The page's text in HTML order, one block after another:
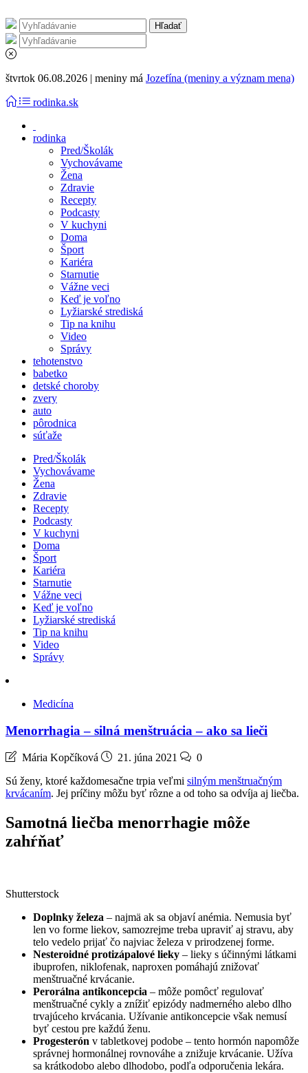
štvrtok 06.08.2026 | meniny má Jozefína (meniny a význam mena)
rodinka.sk
rodinka
Pred/Školák
Vychovávame
Žena
Zdravie
Recepty
Podcasty
V kuchyni
Doma
Šport
Kariéra
Starnutie
Vážne veci
Keď je voľno
Lyžiarské strediská
Tip na knihu
Video
Správy
tehotenstvo
babetko
detské choroby
zvery
auto
pôrodnica
súťaže
Pred/Školák
Vychovávame
Žena
Zdravie
Recepty
Podcasty
V kuchyni
Doma
Šport
Kariéra
Starnutie
Vážne veci
Keď je voľno
Lyžiarské strediská
Tip na knihu
Video
Správy
Medicína
Menorrhagia – silná menštruácia – ako sa lieči
Mária Kopčíková 21. júna 2021
0
Sú ženy, ktoré každomesačne trpia veľmi silným menštruačným
krvácaním. Jej príčiny môžu byť rôzne a od toho sa odvíja aj liečba.
Samotná liečba menorrhagie môže
zahŕňať
Shutterstock
Doplnky železa – najmä ak sa objaví anémia. Nemusia byť
len vo forme liekov, samozrejme treba upraviť aj stravu, aby
telo vedelo prijať čo najviac železa v prirodzenej forme.
Nesteroidné protizápalové lieky – lieky s účinnými látkami
ibuprofen, niklofenak, naproxen pomáhajú znižovať
menštruačné krvácanie.
Perorálna antikoncepcia – môže pomôcť regulovať
menštruačné cykly a znížiť epizódy nadmerného alebo dlho
trvajúceho krvácania. Užívanie antikoncepcie však nemusí
byť cestou pre každú ženu.
Progesterón v tabletkovej podobe – tento hormón napomôže
správnej hormonálnej rovnováhe a znižuje krvácanie. Užíva
sa krátkodobo alebo dlhodobo, podľa odporučenia lekára.